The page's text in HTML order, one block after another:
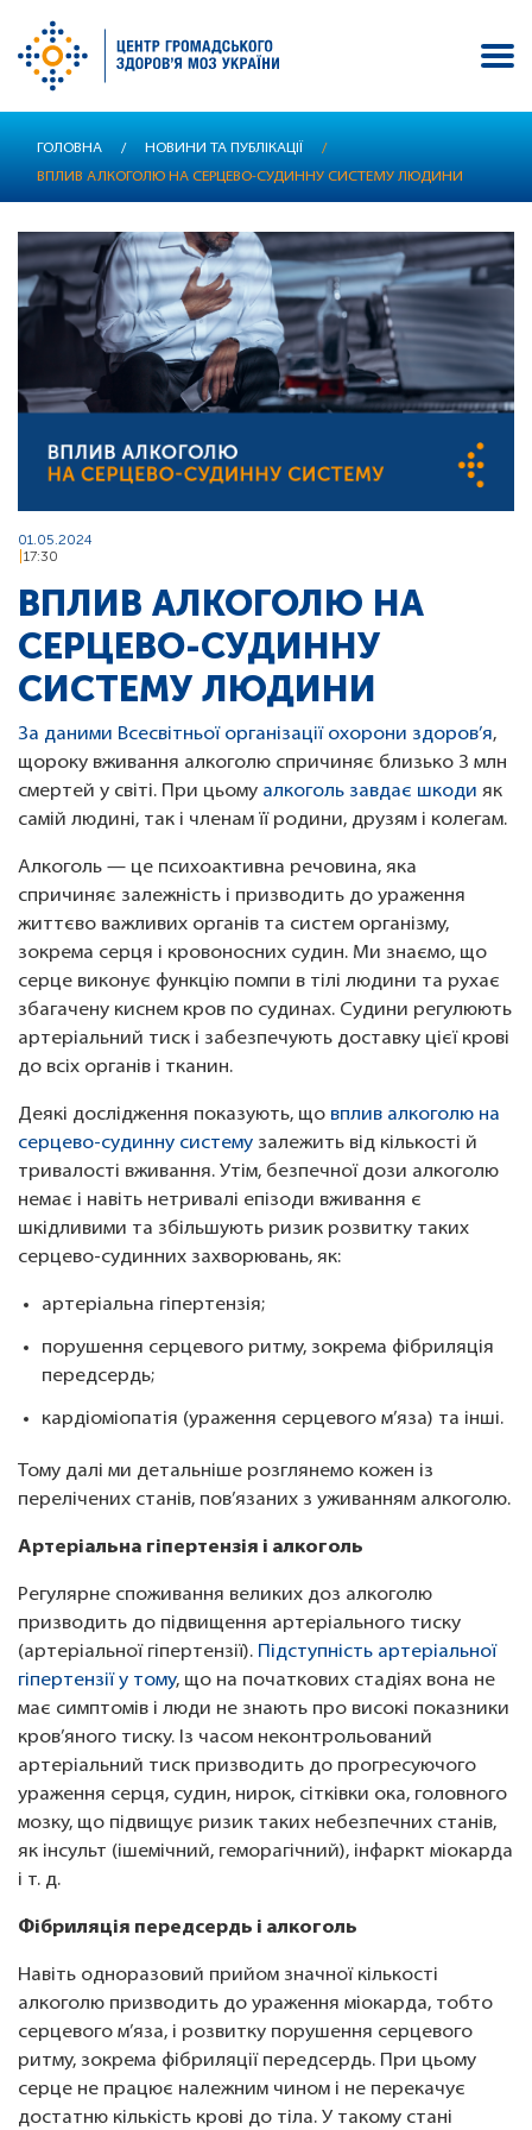
основного
ГОЛОВНА / НОВИНИ ТА ПУБЛІКАЦІЇ
/
ВПЛИВ АЛКОГОЛЮ НА СЕРЦЕВО-СУДИННУ СИСТЕМУ ЛЮДИНИ
01.05.2024
17:30
ВПЛИВ АЛКОГОЛЮ НА
СЕРЦЕВО-СУДИННУ
СИСТЕМУ ЛЮДИНИ
За даними Всесвітньої організації охорони здоров’я,
щороку вживання алкоголю спричиняє близько 3 млн
смертей у світі. При цьому алкоголь завдає шкоди як
самій людині, так і членам її родини, друзям і колегам.
Алкоголь — це психоактивна речовина, яка
спричиняє залежність і призводить до ураження
життєво важливих органів та систем організму,
зокрема серця і кровоносних судин. Ми знаємо, що
серце виконує функцію помпи в тілі людини та рухає
збагачену киснем кров по судинах. Судини регулюють
артеріальний тиск і забезпечують доставку цієї крові
до всіх органів і тканин.
Деякі дослідження показують, що вплив алкоголю на
серцево-судинну систему залежить від кількості й
тривалості вживання. Утім, безпечної дози алкоголю
немає і навіть нетривалі епізоди вживання є
шкідливими та збільшують ризик розвитку таких
серцево-судинних захворювань, як:
артеріальна гіпертензія;
порушення серцевого ритму, зокрема фібриляція
передсердь;
кардіоміопатія (ураження серцевого м’яза) та інші.
Тому далі ми детальніше розглянемо кожен із
перелічених станів, пов’язаних з уживанням алкоголю.
Артеріальна гіпертензія і алкоголь
Регулярне споживання великих доз алкоголю
призводить до підвищення артеріального тиску
(артеріальної гіпертензії). Підступність артеріальної
гіпертензії у тому, що на початкових стадіях вона не
має симптомів і люди не знають про високі показники
кров’яного тиску. Із часом неконтрольований
артеріальний тиск призводить до прогресуючого
ураження серця, судин, нирок, сітківки ока, головного
мозку, що підвищує ризик таких небезпечних станів,
як інсульт (ішемічний, геморагічний), інфаркт міокарда
і т. д.
Фібриляція передсердь і алкоголь
Навіть одноразовий прийом значної кількості
алкоголю призводить до ураження міокарда, тобто
серцевого м’яза, і розвитку порушення серцевого
ритму, зокрема фібриляції передсердь. При цьому
серце не працює належним чином і не перекачує
достатню кількість крові до тіла. У такому стані